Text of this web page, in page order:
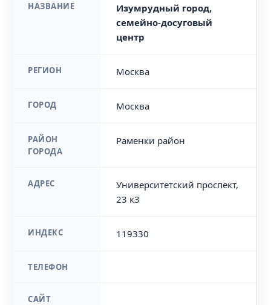
НАЗВАНИЕ
Изумрудный город,
семейно-досуговый
центр
РЕГИОН Москва
ГОРОД Москва
РАЙОН
ГОРОДА
Раменки район
АДРЕС
Университетский проспект,
23 к3
ИНДЕКС 119330
ТЕЛЕФОН
САЙТ